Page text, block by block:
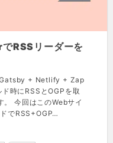
RSSリーダーを
Gatsby + Netlify + Zap
時にRSSとOGPを取
。 今回はこのWebサイ
でRSS+OGP…